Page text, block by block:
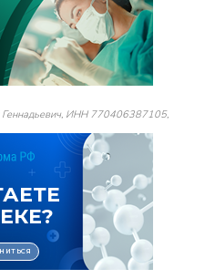
ИНН 770406387105,